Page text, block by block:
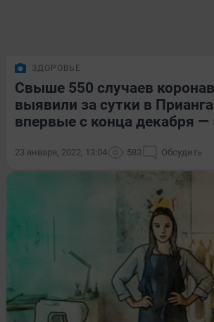
ЗДОРОВЬЕ
Свыше 550 случаев
выявили за сутки в
впервые с конца декабря —
23 января, 2022, 13:04 583 Обсудить